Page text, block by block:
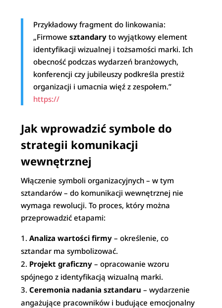
Przykładowy fragment do linkowania:
„Firmowesztandary to wyjątkowy element
identyfikacji wizualnej i tożsamości marki. Ich
obecność podczas wydarzeń branżowych,
konferencji czy jubileuszy podkreśla prestiż
organizacji i umacnia więź z zespołem.”
https://
Jak wprowadzić symbole do
strategii komunikacji
wewnętrznej
Włączenie symboli organizacyjnych – w tym
sztandarów – do komunikacji wewnętrznej nie
wymaga rewolucji. To proces, który można
przeprowadzić etapami:
Analiza wartości firmy – określenie, co
sztandar ma symbolizować.
Projekt graficzny – opracowanie wzoru
spójnego z identyfikacją wizualną marki.
Ceremonia nadania sztandaru – wydarzenie
angażujące pracowników i budujące emocjonalny